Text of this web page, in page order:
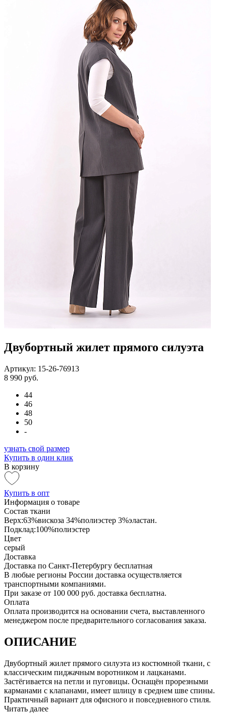
Двубортный жилет прямого силуэта
Артикул: 15-26-76913
8 990 руб.
44
46
48
50
-
узнать свой размер
Купить в один клик
В корзину
Купить в опт
Информация о товаре
Состав ткани
Верх:63%вискоза 34%полиэстер 3%эластан.
Подклад:100%полиэстер
Цвет
серый
Доставка
Доставка по Санкт-Петербургу бесплатная
В любые регионы России доставка осуществляется
транспортными компаниями.
При заказе от 100 000 руб. доставка бесплатна.
Оплата
Оплата производится на основании счета, выставленного
менеджером после предварительного согласования заказа.
ОПИСАНИЕ
Двубортный жилет прямого силуэта из костюмной ткани, с
классическим пиджачным воротником и лацканами.
Застёгивается на петли и пуговицы. Оснащён прорезными
карманами с клапанами, имеет шлицу в среднем шве спины.
Практичный вариант для офисного и повседневного стиля.
Читать далее